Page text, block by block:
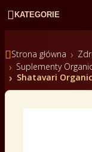
 KATEGORIE
Strona główna
Suplementy
Shatavari